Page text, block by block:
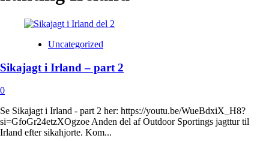
Uncategorized
Sikajagt i Irland – part 2
0
Se Sikajagt i Irland - part 2 her: https://youtu.be/WueBdxiX_H8?
si=GfoGr24etzXOgzoe Anden del af Outdoor Sportings jagttur til
Irland efter sikahjorte. Kom...